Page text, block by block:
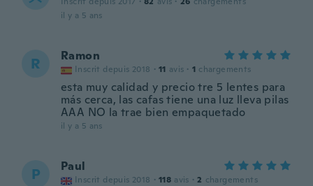
il y a 5 ans
R Ramon
Inscrit depuis 2018 · 11 avis · 1 chargements
esta muy calidad y precio tre 5 lentes para
más cerca, las cafas tiene una luz lleva pilas
AAA NO la trae bien empaquetado
il y a 5 ans
P Paul
Inscrit depuis 2018 · 118 avis · 2 chargements